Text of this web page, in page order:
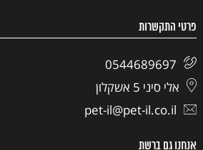
פרטי התקשרות
0544689697
אלי סיני 5 אשקלון
pet-il@pet-il.co.il
אנחנו גם ברשת